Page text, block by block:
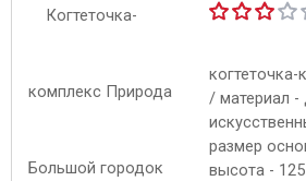
/ материал
размер
высота -